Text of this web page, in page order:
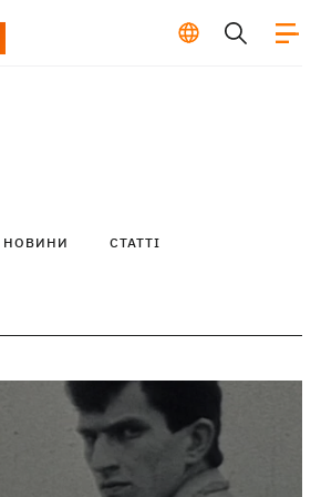
НОВИНИ СТАТТІ